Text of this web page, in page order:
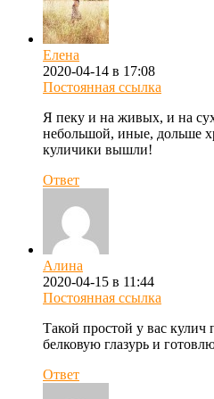
Елена
2020-04-14 в 17:08
Постоянная ссылка
Я пеку и на живых, и на
небольшой, иные, дольше
куличики вышли!
Ответ
Алина
2020-04-15 в 11:44
Постоянная ссылка
Такой простой у вас
белковую глазурь и
Ответ